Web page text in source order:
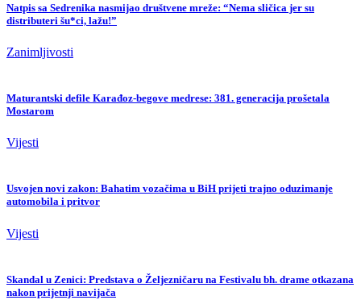
Natpis sa Sedrenika nasmijao društvene mreže: “Nema sličica jer su
distributeri šu*ci, lažu!”
Zanimljivosti
Maturantski defile Karađoz-begove medrese: 381. generacija prošetala
Mostarom
Vijesti
Usvojen novi zakon: Bahatim vozačima u BiH prijeti trajno oduzimanje
automobila i pritvor
Vijesti
Skandal u Zenici: Predstava o Željezničaru na Festivalu bh. drame otkazana
nakon prijetnji navijača